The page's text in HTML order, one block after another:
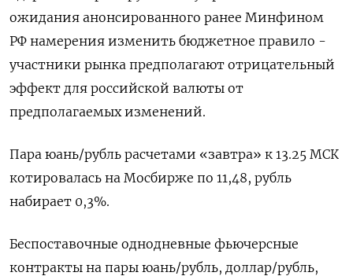
ожидания анонсированного ‌ранее Минфином
РФ намерения изменить бюджетное правило -
участники рынка предполагают отрицательный
эффект для российской валюты от
предполагаемых изменений.
Пара юань/рубль расчетами «завтра» к 13.25 МСК
котировалась на Мосбирже по 11,48, рубль
набирает 0,3%.
Беспоставочные однодневные фьючерсные
контракты на пары юань/рубль, доллар/рубль,